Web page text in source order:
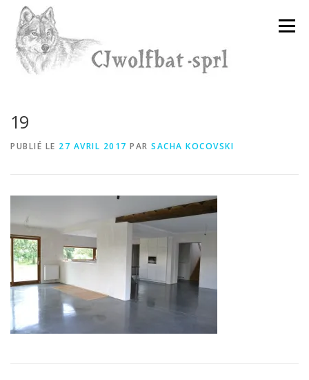
contenu
Menu
19
PUBLIÉ LE 27 AVRIL 2017 PAR SACHA KOCOVSKI